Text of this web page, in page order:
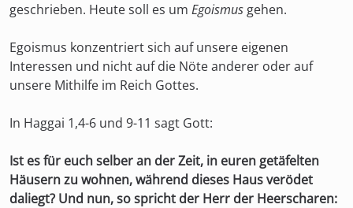
geschrieben. Heute soll es um Egoismus gehen.
Egoismus konzentriert sich auf unsere eigenen
Interessen und nicht auf die Nöte anderer oder auf
unsere Mithilfe im Reich Gottes.
In Haggai 1,4-6 und 9-11 sagt Gott:
Ist es für euch selber an der Zeit, in euren getäfelten
Häusern zu wohnen, während dieses Haus verödet
daliegt? Und nun, so spricht der Herr der Heerscharen: